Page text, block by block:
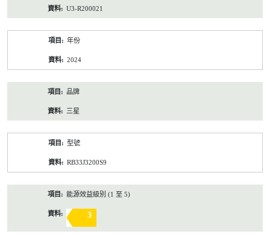
U3-R200021
年份
2024
品牌
三星
型號
RB33J3200S9
能源效益級別 (1 至 5)
3